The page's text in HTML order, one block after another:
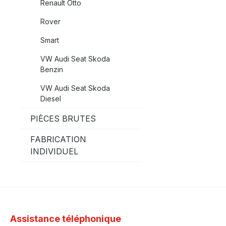
Renault Otto
Rover
Smart
VW Audi Seat Skoda
Benzin
VW Audi Seat Skoda
Diesel
PIÈCES BRUTES
FABRICATION
INDIVIDUEL
Assistance téléphonique